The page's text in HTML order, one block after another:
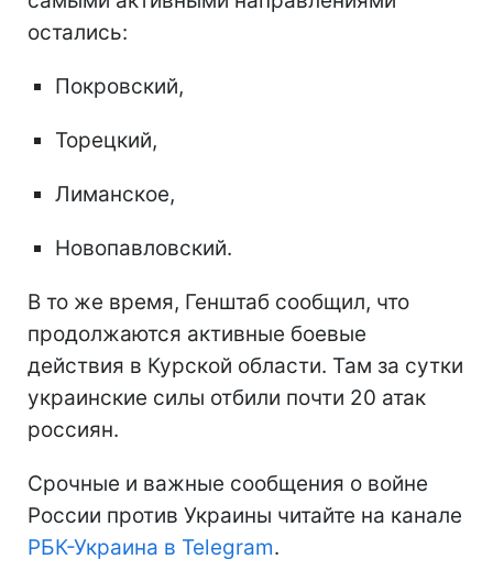
остались:
Покровский,
Торецкий,
Лиманское,
Новопавловский.
В то же время, Генштаб сообщил, что
продолжаются активные боевые
действия в Курской области. Там за сутки
украинские силы отбили почти 20 атак
россиян.
Срочные и важные сообщения о войне
России против Украины читайте на канале
РБК-Украина в Telegram.